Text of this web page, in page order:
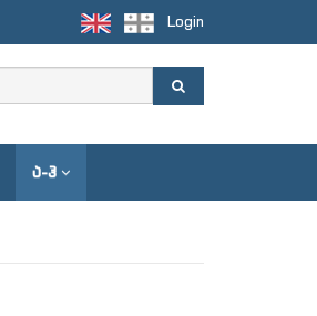
Login
Ა-Ჰ